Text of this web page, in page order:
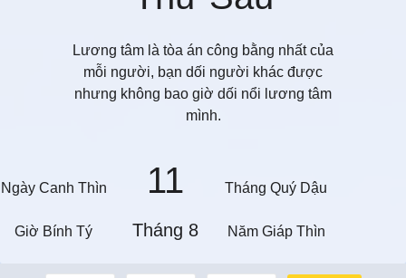
Lương tâm là tòa án công bằng nhất của
mỗi người, bạn dối người khác được
nhưng không bao giờ dối nổi lương tâm
mình.
Ngày Canh Thìn 11 Tháng Quý Dậu
Giờ Bính Tý Tháng 8 Năm Giáp Thìn